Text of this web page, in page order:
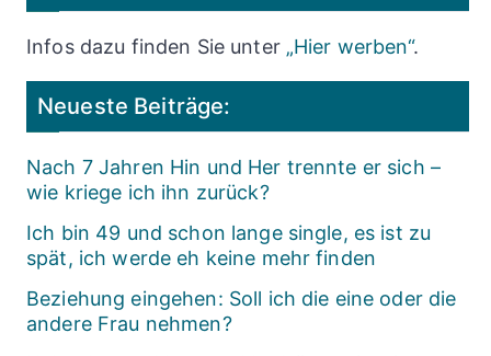
Infos dazu finden Sie unter „Hier werben“.
Neueste Beiträge:
Nach 7 Jahren Hin und Her trennte er sich –
wie kriege ich ihn zurück?
Ich bin 49 und schon lange single, es ist zu
spät, ich werde eh keine mehr finden
Beziehung eingehen: Soll ich die eine oder die
andere Frau nehmen?